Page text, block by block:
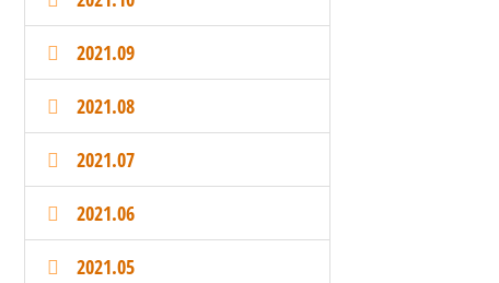
2021.09
2021.08
2021.07
2021.06
2021.05